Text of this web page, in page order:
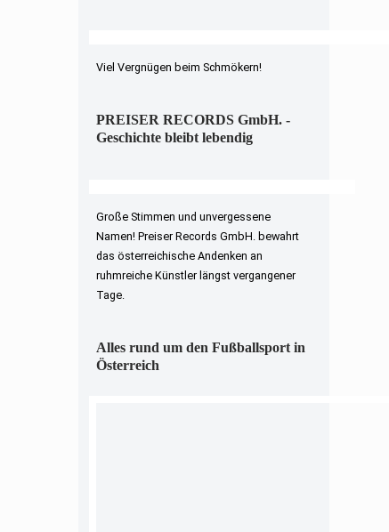
Viel Vergnügen beim Schmökern!
PREISER RECORDS GmbH. -
Geschichte bleibt lebendig
Große Stimmen und unvergessene
Namen! Preiser Records GmbH. bewahrt
das österreichische Andenken an
ruhmreiche Künstler längst vergangener
Tage.
Alles rund um den Fußballsport in
Österreich